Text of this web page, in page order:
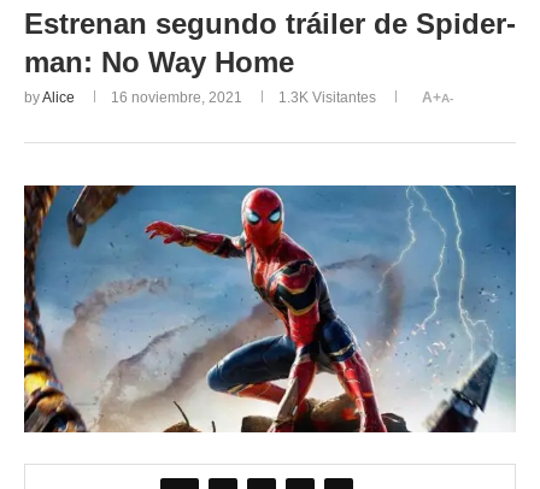
Estrenan segundo tráiler de Spider-
man: No Way Home
byAlice 16 noviembre, 2021 1.3K Visitantes A+A-